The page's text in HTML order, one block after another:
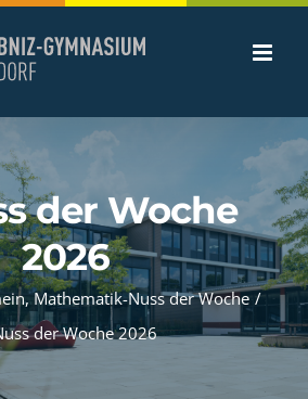
der Woche
2026
,Mathematik-Nuss der Woche /
der Woche 2026